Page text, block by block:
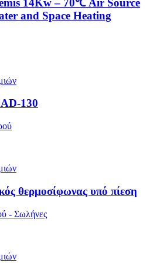
14Kw – 70℃ Air Source
and Space Heating
130
θερμοσίφωνας υπό πίεση
- Σωλήνες